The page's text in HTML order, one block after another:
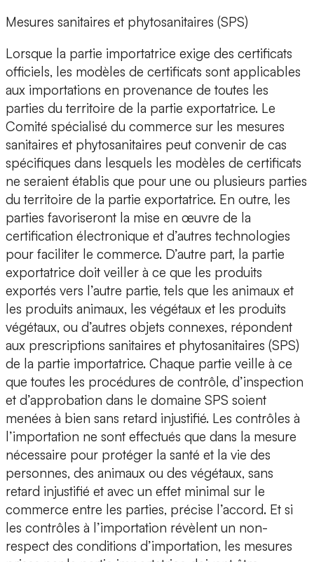
Mesures sanitaires et phytosanitaires (SPS)
Lorsque la partie importatrice exige des certificats
officiels, les modèles de certificats sont applicables
aux importations en provenance de toutes les
parties du territoire de la partie exportatrice. Le
Comité spécialisé du commerce sur les mesures
sanitaires et phytosanitaires peut convenir de cas
spécifiques dans lesquels les modèles de certificats
ne seraient établis que pour une ou plusieurs parties
du territoire de la partie exportatrice. En outre, les
parties favoriseront la mise en œuvre de la
certification électronique et d’autres technologies
pour faciliter le commerce. D’autre part, la partie
exportatrice doit veiller à ce que les produits
exportés vers l’autre partie, tels que les animaux et
les produits animaux, les végétaux et les produits
végétaux, ou d’autres objets connexes, répondent
aux prescriptions sanitaires et phytosanitaires (SPS)
de la partie importatrice. Chaque partie veille à ce
que toutes les procédures de contrôle, d’inspection
et d’approbation dans le domaine SPS soient
menées à bien sans retard injustifié. Les contrôles à
l’importation ne sont effectués que dans la mesure
nécessaire pour protéger la santé et la vie des
personnes, des animaux ou des végétaux, sans
retard injustifié et avec un effet minimal sur le
commerce entre les parties, précise l’accord. Et si
les contrôles à l’importation révèlent un non-
respect des conditions d’importation, les mesures